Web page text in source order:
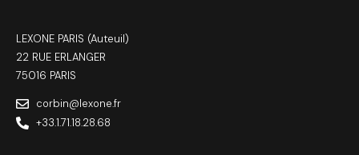
LEXONE PARIS (Auteuil)
22 RUE ERLANGER
75016 PARIS
corbin@lexone.fr
+33.1.71.18.28.68